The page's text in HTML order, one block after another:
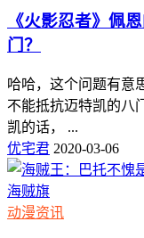
《火影忍者》佩
门？
哈哈，这个问题有意
不能抵抗迈特凯的八
凯的话， ...
优宅君 2020-03-06
动漫资讯